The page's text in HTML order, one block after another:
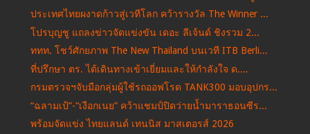
ประเทศไทยผงาดก้าวสู่เวทีโลก คว้ารางวัล The Winner ...
โปรบุญชู แถลงข่าวจัดแข่งขัน เดอะ ลีเจ้นด์ ชิงรวม 2...
ททท. โชว์ศักยภาพ The New Thailand บนเวที ITB Berli...
ที่ปรึกษา ตร. ได้เดินทางเข้าเยี่ยมและให้กำลังใจ ด....
กรมตรวจฯจับมือกลุ่มผู้ใช้รถออฟโรด TANK300 มอบอุปกร...
“ฉลามเป้”-“เงือกเนย” คว้าแชมป์ปิดว่ายน้ำมาราธอนซีร...
พร้อมจัดแข่ง ไทยแลนด์ เทนนิส มาสเตอรส์ 2026